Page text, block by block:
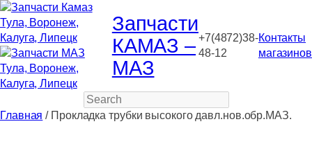
Запчасти
КАМАЗ –
МАЗ
+7(4872)38-
48-12
Контакты
магазинов
Search
Главная / Прокладка трубки высокого давл.нов.обр.МАЗ.